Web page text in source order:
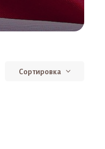
Сортировка